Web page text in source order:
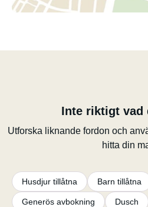
Inte riktigt vad
Utforska liknande fordon och
hitta din
Husdjur tillåtna Barn tillåtna
Generös avbokning Dusch